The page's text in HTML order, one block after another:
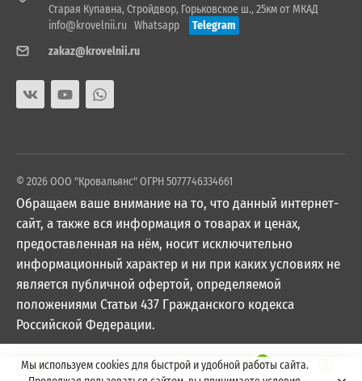
Старая Купавна, Стройдвор, Горьковское ш., 25км от МКАД
info@krovelnii.ru Whatsapp
Telegram
zakaz@krovelnii.ru
© 2026 ООО "Кровальянс" ОГРН 5077746334661
Обращаем ваше внимание на то, что данный интернет-
сайт, а также вся информация о товарах и ценах,
предоставленная на нём, носит исключительно
информационный характер и ни при каких условиях не
является публичной офертой, определяемой
положениями Статьи 437 Гражданского кодекса
Российской Федерации.
Мы используем cookies для быстрой и удобной работы сайта.
0